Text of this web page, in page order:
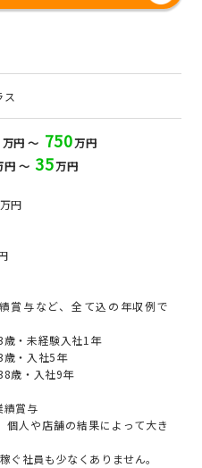
万円 ～ 750万円
円 ～ 35万円
円
賞与など、全て込の年収例で
歳・未経験入社1年
歳・入社5年
歳・入社9年
賞与
人や店舗の結果によって大き
ぐ社員も少なくありません。